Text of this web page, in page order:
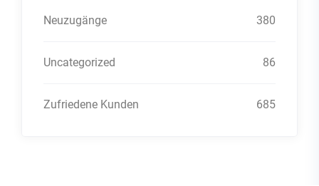
Neuzugänge 380
Uncategorized 86
Zufriedene Kunden 685